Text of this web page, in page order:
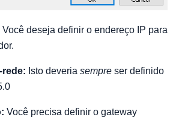
Você deseja definir o endereço IP para
rede: Isto deveria sempre ser definido
Você precisa definir o gateway